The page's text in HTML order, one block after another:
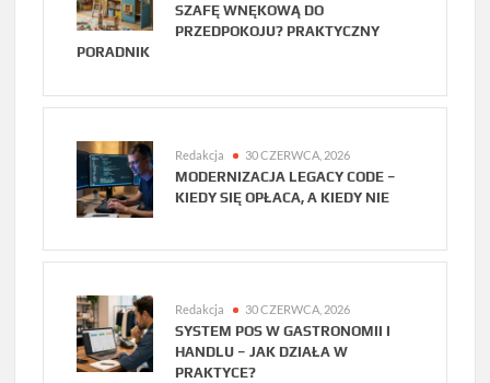
SZAFĘ WNĘKOWĄ DO
PRZEDPOKOJU? PRAKTYCZNY
PORADNIK
Redakcja 30 CZERWCA, 2026
MODERNIZACJA LEGACY CODE –
KIEDY SIĘ OPŁACA, A KIEDY NIE
Redakcja 30 CZERWCA, 2026
SYSTEM POS W GASTRONOMII I
HANDLU – JAK DZIAŁA W
PRAKTYCE?